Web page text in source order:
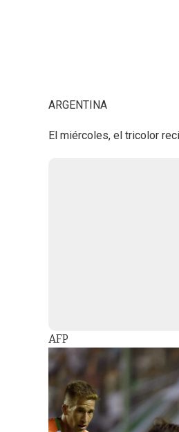
ARGENTINA
El miércoles, el tricolor
AFP